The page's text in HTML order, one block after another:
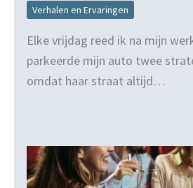
Verhalen en Ervaringen
Elke vrijdag reed ik na mijn
parkeerde mijn auto twee
omdat haar straat altijd…